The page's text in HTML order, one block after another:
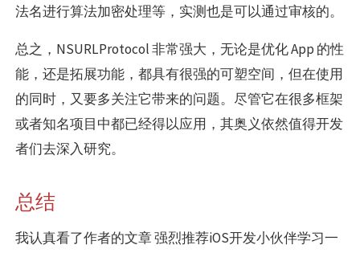
法名进行算法加密处理等，实测也是可以通过审核的。
总之，NSURLProtocol 非常强大，无论是优化 App 的性
能，还是拓展功能，都具有很强的可塑空间，但在使用
的同时，又要多关注它带来的问题。尽管它在很多框架
或者知名项目中都已经得以应用，其奥义依然值得开发
者们去深入研究。
总结
我认真看了作者的文章 强烈推荐iOS开发小伙伴学习一